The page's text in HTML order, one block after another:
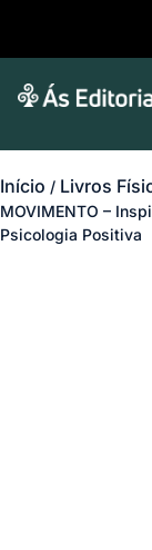
Início / Livros
MOVIMENTO –
Psicologia Positiva